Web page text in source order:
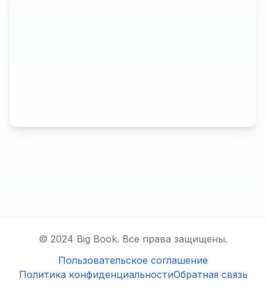
© 2024 Big Book. Все права защищены.
Пользовательское соглашение
Политика конфиденциальностиОбратная связь